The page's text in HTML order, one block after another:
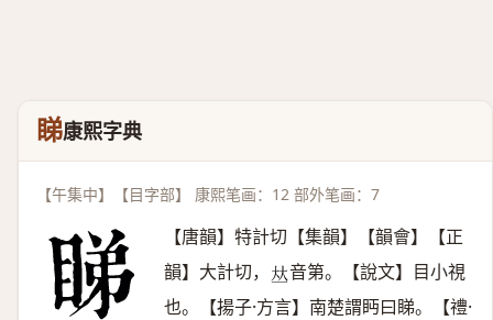
睇康熙字典
【午集中】【目字部】 康熙笔画：12 部外笔画：7
【唐韻】特計切【集韻】【韻會】【正
韻】大計切， 𠀤音第。【說文】目小視
也。【揚子·方言】南楚謂眄曰睇。【禮·